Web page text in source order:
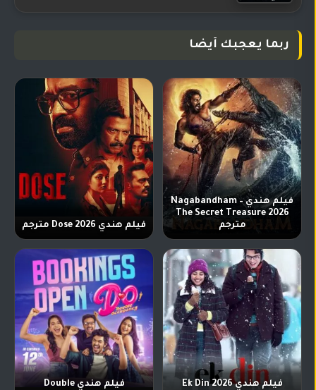
ربما يعجبك أيضا
فيلم هندي Nagabandham –
The Secret Treasure 2026
مترجم
فيلم هندي Dose 2026 مترجم
فيلم هندي Ek Din 2026 فيلم هندي Double